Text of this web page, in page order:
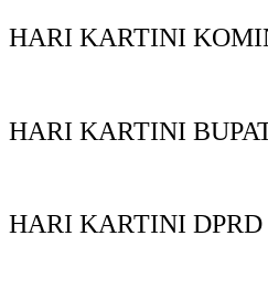
HARI KARTINI
HARI KARTINI
HARI KARTINI DPRD